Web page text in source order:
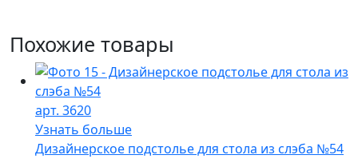
Похожие товары
арт. 3620
Узнать больше
Дизайнерское подстолье для стола из слэба №54